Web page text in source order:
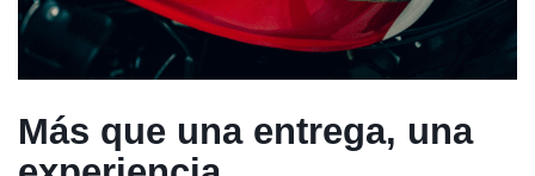
Más que una entrega, una